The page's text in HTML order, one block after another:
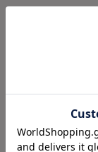
アウター